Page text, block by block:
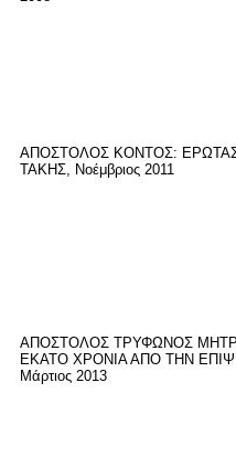
ΑΠΟΣΤΟΛΟΣ ΚΟΝΤΟΣ:
ΤΑΚΗΣ, Νοέμβριος 2011
ΑΠΟΣΤΟΛΟΣ ΤΡΥΦΩΝΟΣ
ΕΚΑΤΟ ΧΡΟΝΙΑ ΑΠΟ ΤΗΝ
Μάρτιος 2013